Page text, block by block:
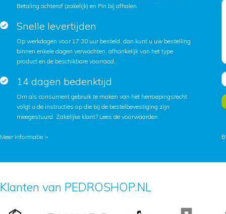
Betaling achteraf (zakelijk) en Pin bij afhalen.
Snelle levertijden
Op werkdagen voor 17.30 uur besteld, dan kunt u uw bestelling
binnen enkele dagen verwachten, afhankelijk van het type
product en de beschikbare voorraad.
14 dagen bedenktijd
Om als consument gebruik te maken van het herroepingsrecht
volgt u de instructies op die bij de bestelbevestiging zijn
meegestuurd. Zakelijke klant? Lees de voorwaarden.
Meer informatie >
Klanten van PEDROSHOP.NL